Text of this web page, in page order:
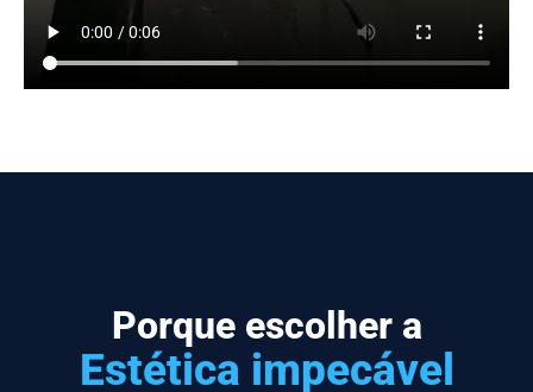
Porque escolher a
Estética impecável